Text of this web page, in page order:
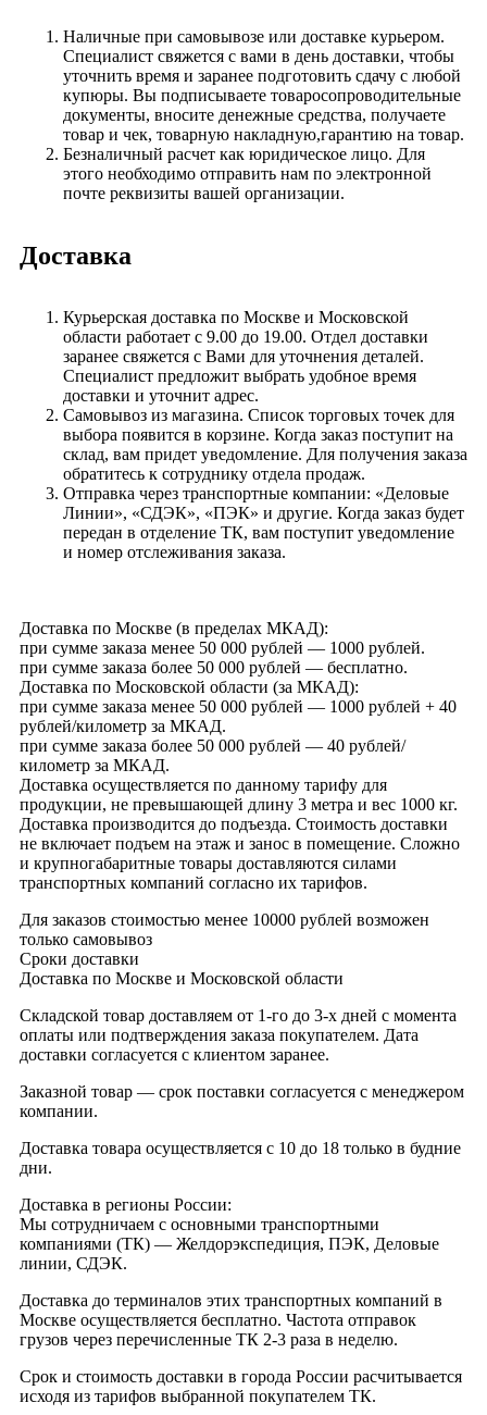
Наличные при самовывозе или доставке курьером.
Специалист свяжется с вами в день доставки, чтобы
уточнить время и заранее подготовить сдачу с любой
купюры. Вы подписываете товаросопроводительные
документы, вносите денежные средства, получаете
товар и чек, товарную накладную,гарантию на товар.
Безналичный расчет как юридическое лицо. Для
этого необходимо отправить нам по электронной
почте реквизиты вашей организации.
Доставка
Курьерская доставка по Москве и Московской
области работает с 9.00 до 19.00. Отдел доставки
заранее свяжется с Вами для уточнения деталей.
Специалист предложит выбрать удобное время
доставки и уточнит адрес.
Самовывоз из магазина. Список торговых точек для
выбора появится в корзине. Когда заказ поступит на
склад, вам придет уведомление. Для получения заказа
обратитесь к сотруднику отдела продаж.
Отправка через транспортные компании: «Деловые
Линии», «СДЭК», «ПЭК» и другие. Когда заказ будет
передан в отделение ТК, вам поступит уведомление
и номер отслеживания заказа.
Доставка по Москве (в пределах МКАД):
при сумме заказа менее 50 000 рублей — 1000 рублей.
при сумме заказа более 50 000 рублей — бесплатно.
Доставка по Московской области (за МКАД):
при сумме заказа менее 50 000 рублей — 1000 рублей + 40
рублей/километр за МКАД.
при сумме заказа более 50 000 рублей — 40 рублей/
километр за МКАД.
Доставка осуществляется по данному тарифу для
продукции, не превышающей длину 3 метра и вес 1000 кг.
Доставка производится до подъезда. Стоимость доставки
не включает подъем на этаж и занос в помещение. Сложно
и крупногабаритные товары доставляются силами
транспортных компаний согласно их тарифов.
Для заказов стоимостью менее 10000 рублей возможен
только самовывоз
Сроки доставки
Доставка по Москве и Московской области
Складской товар доставляем от 1-го до 3-х дней с момента
оплаты или подтверждения заказа покупателем. Дата
доставки согласуется с клиентом заранее.
Заказной товар — срок поставки согласуется с менеджером
компании.
Доставка товара осуществляется с 10 до 18 только в будние
дни.
Доставка в регионы России:
Мы сотрудничаем с основными транспортными
компаниями (ТК) — Желдорэкспедиция, ПЭК, Деловые
линии, СДЭК.
Доставка до терминалов этих транспортных компаний в
Москве осуществляется бесплатно. Частота отправок
грузов через перечисленные ТК 2-3 раза в неделю.
Срок и стоимость доставки в города России расчитывается
исходя из тарифов выбранной покупателем ТК.